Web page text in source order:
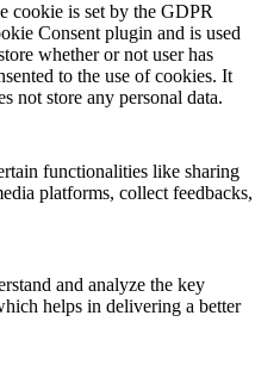
cookie is set by the GDPR
Consent plugin and is used
whether or not user has
to the use of cookies. It
not store any personal data.
functionalities like sharing
platforms, collect feedbacks,
and analyze the key
helps in delivering a better